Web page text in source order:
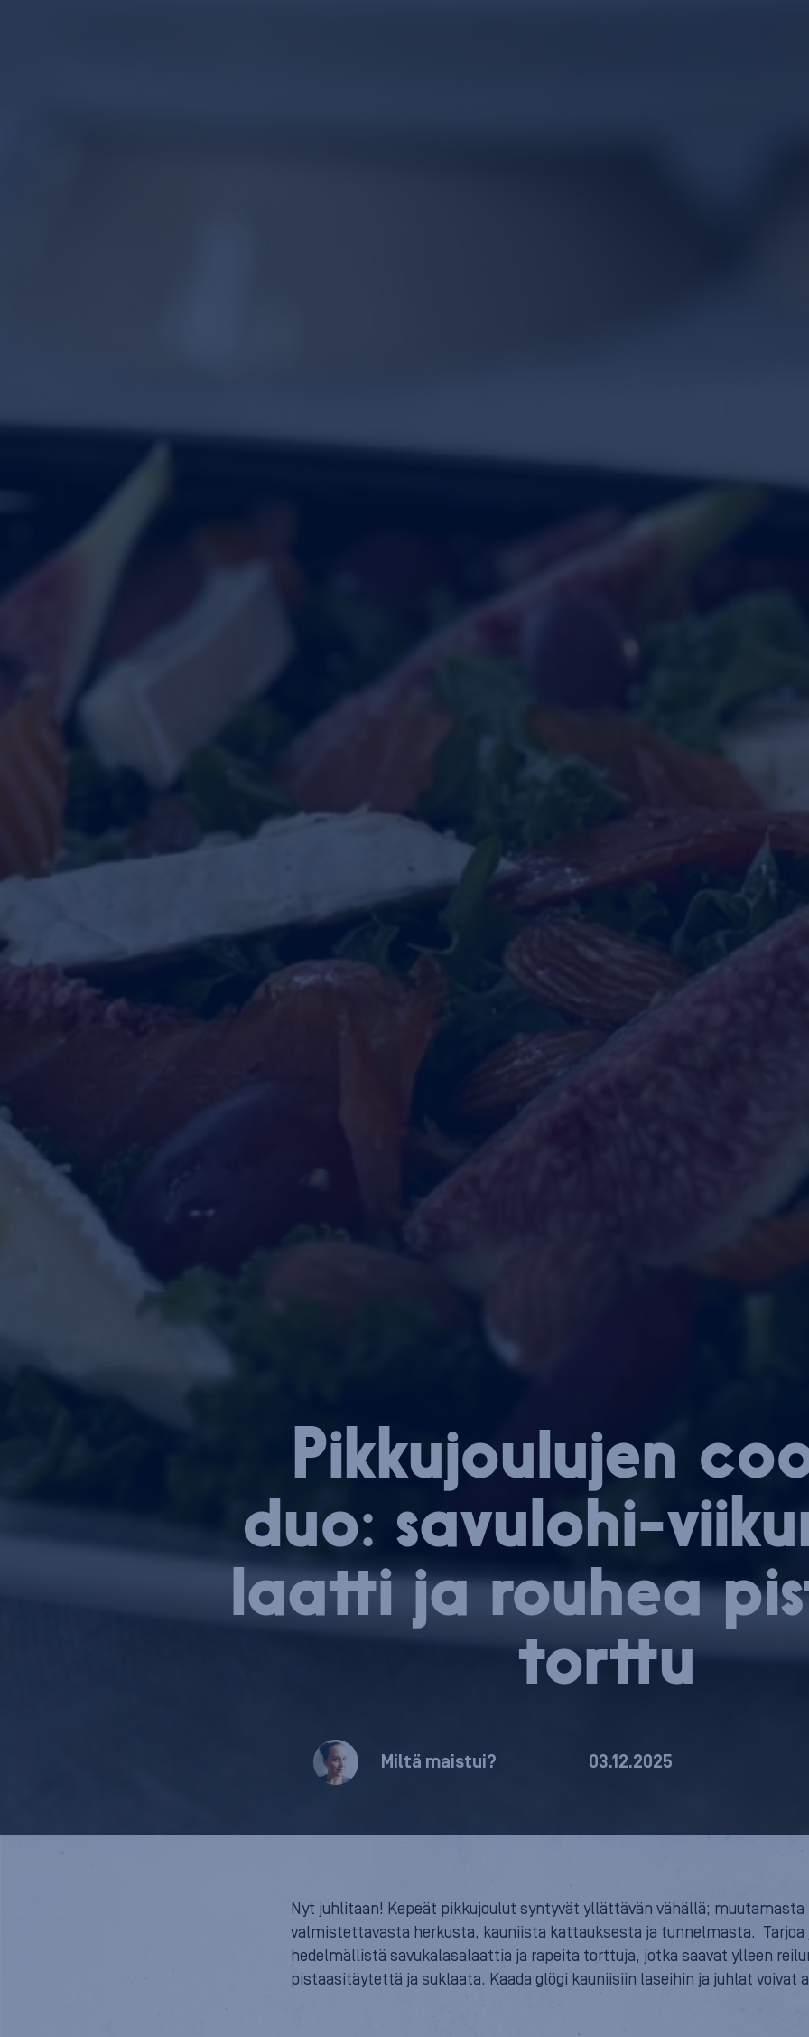
Pik­ku­jou­lu­jen
duo: sa­vu­lo­hi-
laat­ti ja rouhea
tort­tu
Miltä maistui? 03.12.2025
Nyt juhlitaan! Kepeät pikkujoulut syntyvät yllättävän vähällä;
valmistettavasta herkusta, kauniista kattauksesta ja tunnelmasta. Tarjoa
hedelmällistä savukalasalaattia ja rapeita torttuja, jotka saavat ylleen
pistaasitäytettä ja suklaata. Kaada glögi kauniisiin laseihin ja juhlat voivat